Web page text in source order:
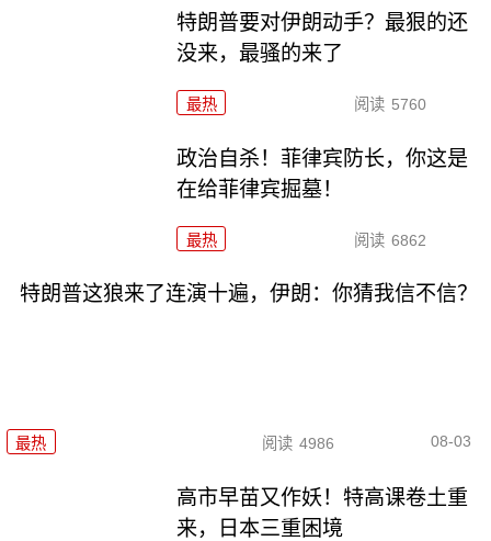
特朗普要对伊朗动手？最狠的还
没来，最骚的来了
最热 阅读 5760
政治自杀！菲律宾防长，你这是
在给菲律宾掘墓！
最热 阅读 6862
特朗普这狼来了连演十遍，伊朗：你猜我信不信？
最热 阅读 4986 08-03
高市早苗又作妖！特高课卷土重
来，日本三重困境